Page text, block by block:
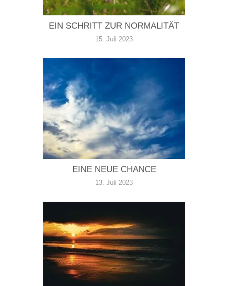
EIN SCHRITT ZUR NORMALITÄT
15. Juli 2023
EINE NEUE CHANCE
13. Juli 2023